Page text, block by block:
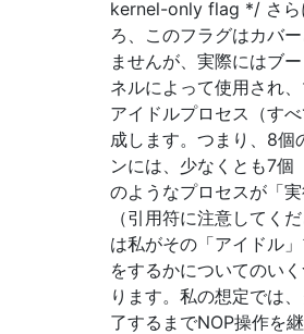
kernel-only flag */ さら
ろ、このフラグはカバ
ませんが、実際にはブ
ネルによって使用され
アイドルプロセス（す
成します。つまり、8個
ンには、少なくとも7個
のようなプロセスが「
（引用符に注意してく
は私がその「アイドル
をするかについてのい
ります。私の想定では
了するまでNOP操作を